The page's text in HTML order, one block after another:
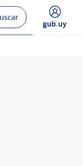
Desplegar
gub.uy